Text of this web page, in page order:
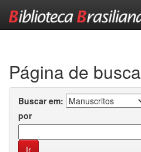
Página de busca
Buscar em:
por